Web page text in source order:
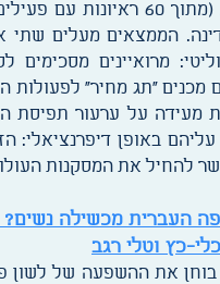
המערבית (מתוך 60
הממצאים מעלים שתי
מרואיינים
מכנים "תג מחיר" לפעולות
מעידה על ערעור תפיסת
באופן דיפרנציאלי:
להחיל את המסקנות
העברית מכשילה נשים?
כץ וטלי רגב
את ההשפעה של לשון